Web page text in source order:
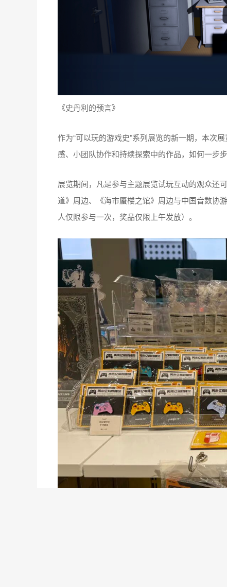
《史丹利的预言》
作为“可以玩的游戏史”系列展览的新一期，本次
感、小团队协作和持续探索中的作品，如何一步
展览期间，凡是参与主题展览试玩互动的观众还
道》周边、《海市蜃楼之馆》周边与中国音数协
人仅限参与一次，奖品仅限上午发放）。